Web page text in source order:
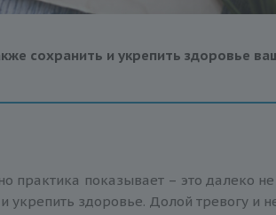
сохранить и укрепить здоровье
практика показывает – это далеко
укрепить здоровье. Долой тревогу и